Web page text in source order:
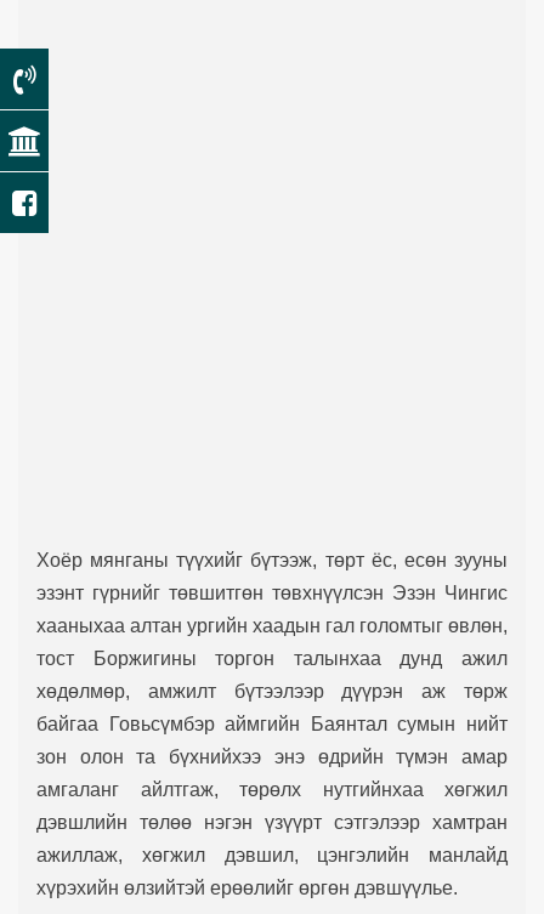
Хоёр мянганы түүхийг бүтээж, төрт ёс, есөн зууны
эзэнт гүрнийг төвшитгөн төвхнүүлсэн Эзэн Чингис
хааныхаа алтан ургийн хаадын гал голомтыг өвлөн,
тост Боржигины торгон талынхаа дунд ажил
хөдөлмөр, амжилт бүтээлээр дүүрэн аж төрж
байгаа Говьсүмбэр аймгийн Баянтал сумын нийт
зон олон та бүхнийхээ энэ өдрийн түмэн амар
амгаланг айлтгаж, төрөлх нутгийнхаа хөгжил
дэвшлийн төлөө нэгэн үзүүрт сэтгэлээр хамтран
ажиллаж, хөгжил дэвшил, цэнгэлийн манлайд
хүрэхийн өлзийтэй ерөөлийг өргөн дэвшүүлье.